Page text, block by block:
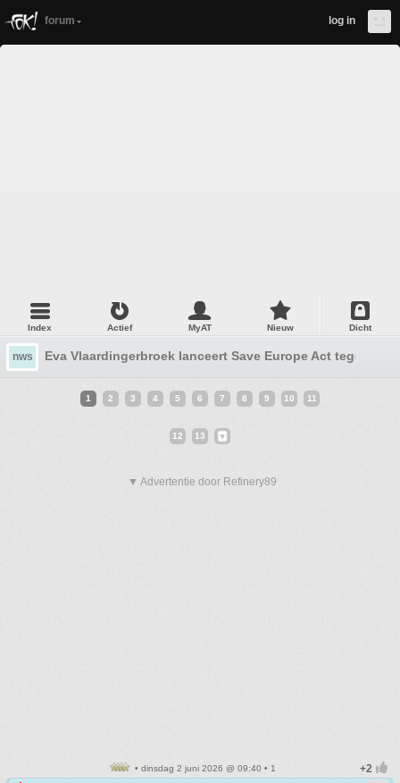
forum log in
Index Actief MyAT Nieuw Dicht
nws Eva Vlaardingerbroek lanceert Save Europe Act tegen
1 2 3 4 5 6 7 8 9 10 11
12 13
▼ Advertentie door Refinery89
• dinsdag 2 juni 2026 @ 09:40 • 1